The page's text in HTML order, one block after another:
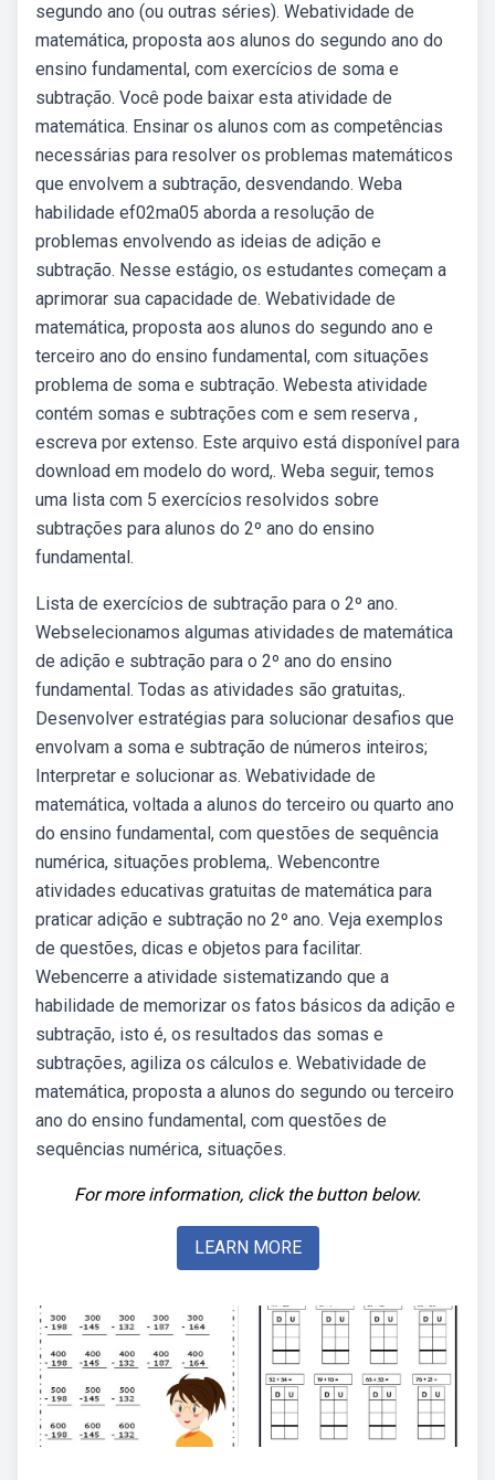
segundo ano (ou outras séries). Webatividade de
matemática, proposta aos alunos do segundo ano do
ensino fundamental, com exercícios de soma e
subtração. Você pode baixar esta atividade de
matemática. Ensinar os alunos com as competências
necessárias para resolver os problemas matemáticos
que envolvem a subtração, desvendando. Weba
habilidade ef02ma05 aborda a resolução de
problemas envolvendo as ideias de adição e
subtração. Nesse estágio, os estudantes começam a
aprimorar sua capacidade de. Webatividade de
matemática, proposta aos alunos do segundo ano e
terceiro ano do ensino fundamental, com situações
problema de soma e subtração. Webesta atividade
contém somas e subtrações com e sem reserva ,
escreva por extenso. Este arquivo está disponível para
download em modelo do word,. Weba seguir, temos
uma lista com 5 exercícios resolvidos sobre
subtrações para alunos do 2º ano do ensino
fundamental.
Lista de exercícios de subtração para o 2º ano.
Webselecionamos algumas atividades de matemática
de adição e subtração para o 2º ano do ensino
fundamental. Todas as atividades são gratuitas,.
Desenvolver estratégias para solucionar desafios que
envolvam a soma e subtração de números inteiros;
Interpretar e solucionar as. Webatividade de
matemática, voltada a alunos do terceiro ou quarto ano
do ensino fundamental, com questões de sequência
numérica, situações problema,. Webencontre
atividades educativas gratuitas de matemática para
praticar adição e subtração no 2º ano. Veja exemplos
de questões, dicas e objetos para facilitar.
Webencerre a atividade sistematizando que a
habilidade de memorizar os fatos básicos da adição e
subtração, isto é, os resultados das somas e
subtrações, agiliza os cálculos e. Webatividade de
matemática, proposta a alunos do segundo ou terceiro
ano do ensino fundamental, com questões de
sequências numérica, situações.
For more information, click the button below.
LEARN MORE